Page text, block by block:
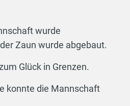
wurde
Zaun wurde abgebaut.
Glück in Grenzen.
konnte die Mannschaft